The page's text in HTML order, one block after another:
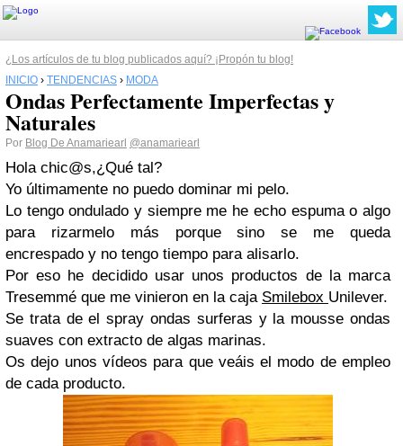
¿Los artículos de tu blog publicados aquí? ¡Propón tu blog!
INICIO › TENDENCIAS › MODA
Ondas Perfectamente Imperfectas y
Naturales
Por Blog De Anamariearl @anamariearl
Hola chic@s,¿Qué tal?
Yo últimamente no puedo dominar mi pelo.
Lo tengo ondulado y siempre me he echo espuma o algo
para rizarmelo más porque sino se me queda
encrespado y no tengo tiempo para alisarlo.
Por eso he decidido usar unos productos de la marca
Tresemmé que me vinieron en la caja Smilebox Unilever.
Se trata de el spray ondas surferas y la mousse ondas
suaves con extracto de algas marinas.
Os dejo unos vídeos para que veáis el modo de empleo
de cada producto.